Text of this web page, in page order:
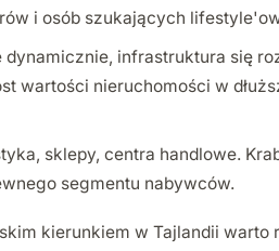
i osób szukających
dynamicznie, infrastruktura się
wartości nieruchomości w
sklepy, centra handlowe.
segmentu nabywców.
kierunkiem w Tajlandii